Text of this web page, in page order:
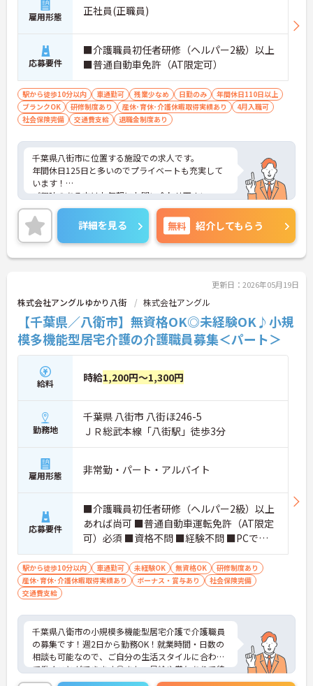
・グループホーム一棟あたりの入居者様20名定員を
常時2～4名のスタッフで支援、国基準を上回る人員
配置や夜間複数名体制が敷かれているため、業務に
追われることなくご利用者様のペースに合わせたサ
ポートが可能です。施設も専用設計で働きやすく、
ご自身の理想とする福祉を実践できる環境が整って
います。
雇用形態 正社員(正職員)
応募要件
■介護職員初任者研修（ヘルパー2級）以上
■普通自動車免許（AT限定可）
駅から徒歩10分以内 車通勤可 残業少なめ 日勤のみ
年間休日110日以上
ブランクOK
研修制度あり 産休･育休･介護休暇取得実績あり
4月入職可
社会保険完備
交通費支給 退職金制度あり
千葉県八街市に位置する施設での求人です。
年間休日125日と多いのでプライベートも充実して
います！
ご興味のある方はお気軽にお問い合わせ下さい。
詳細を見る 無料 紹介してもらう
更新日：2026年05月19日
株式会社アングルゆかり八街 株式会社アングル
【千葉県／八衛市】無資格OK◎未経験OK♪小規
模多機能型居宅介護の介護職員募集＜パート＞
給料 時給1,200円～1,300円
勤務地
千葉県 八街市 八街ほ246-5
ＪＲ総武本線「八街駅」徒歩3分
雇用形態 非常勤・パート・アルバイト
応募要件
■介護職員初任者研修（ヘルパー2級）以上
あれば尚可 ■普通自動車運転免許（AT限定
可）必須 ■資格不問 ■経験不問 ■PCでの
介護ソフトのデータ入力スキルあれば尚可
駅から徒歩10分以内 車通勤可 未経験OK 無資格OK
研修制度あり
産休･育休･介護休暇取得実績あり
ボーナス・賞与あり
社会保険完備
交通費支給
千葉県八衛市の小規模多機能型居宅介護で介護職員
の募集です！週2日から勤務OK！就業時間・日数の
相談も可能なので、ご自分の生活スタイルに合わせ
て働くことができます◎また、昇給や賞与ありで待
遇面もばっちり！あなたの頑張りがしっかり評価さ